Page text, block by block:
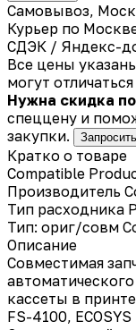
Самовывоз,
Курьер по
СДЭК / Яндекс-
Все цены
могут
Нужна скидка
спеццену и
закупки.
Кратко о товаре
Compatible
Производитель
Тип расходника
Тип: ориг/совм
Описание
Совместимая
кассеты в
FS-4100,